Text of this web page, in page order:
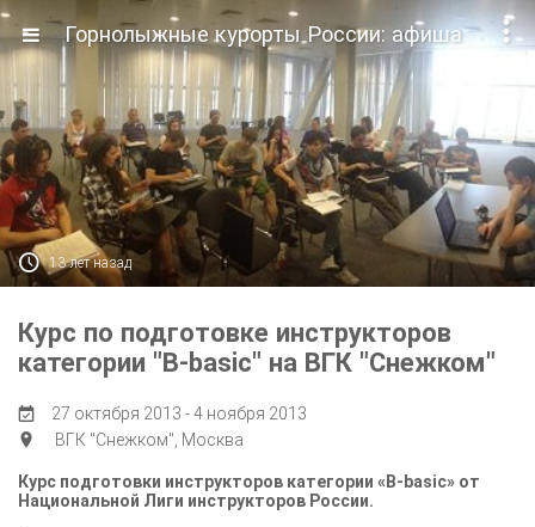

Горнолыжные курорты России: афиша
 13 лет назад
Курс по подготовке инструкторов
категории "B-basic" на ВГК "Снежком"
 27 октября 2013 - 4 ноября 2013
 ВГК "Снежком", Москва
Курс подготовки инструкторов категории «B-basic» от
Национальной Лиги инструкторов России.